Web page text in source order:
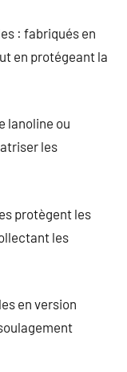
: fabriqués en
en protégeant la
lanoline ou
les
protègent les
les
en version